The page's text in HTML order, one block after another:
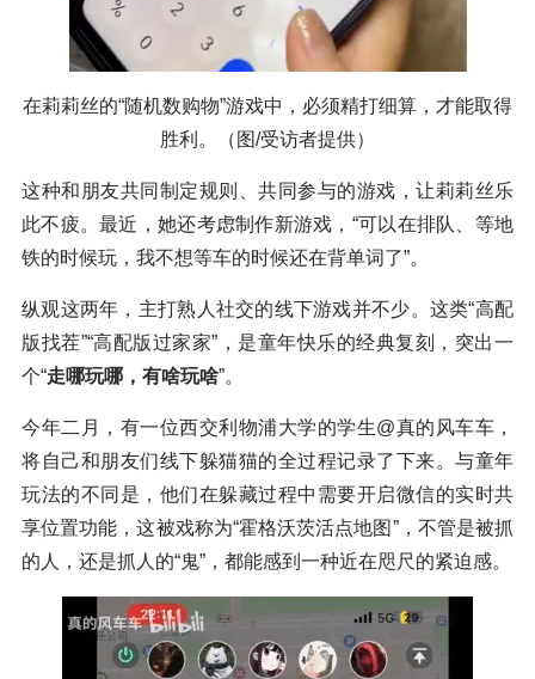
在莉莉丝的“随机数购物”游戏中，必须精打细算，才能取得
胜利。（图/受访者提供）
这种和朋友共同制定规则、共同参与的游戏，让莉莉丝乐
此不疲。最近，她还考虑制作新游戏，“可以在排队、等地
铁的时候玩，我不想等车的时候还在背单词了”。
纵观这两年，主打熟人社交的线下游戏并不少。这类“高配
版找茬”“高配版过家家”，是童年快乐的经典复刻，突出一
个“走哪玩哪，有啥玩啥”。
今年二月，有一位西交利物浦大学的学生@真的风车车，
将自己和朋友们线下躲猫猫的全过程记录了下来。与童年
玩法的不同是，他们在躲藏过程中需要开启微信的实时共
享位置功能，这被戏称为“霍格沃茨活点地图”，不管是被抓
的人，还是抓人的“鬼”，都能感到一种近在咫尺的紧迫感。